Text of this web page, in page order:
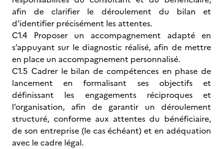
afin de clarifier le déroulement du bilan et
d’identifier précisément les attentes.
C1.4 Proposer un accompagnement adapté en
s’appuyant sur le diagnostic réalisé, afin de mettre
en place un accompagnement personnalisé.
C1.5 Cadrer le bilan de compétences en phase de
lancement en formalisant ses objectifs et
définissant les engagements réciproques et
l’organisation, afin de garantir un déroulement
structuré, conforme aux attentes du bénéficiaire,
de son entreprise (le cas échéant) et en adéquation
avec le cadre légal.